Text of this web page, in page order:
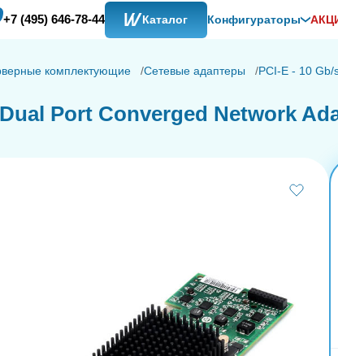
+7 (495) 646-78-44 Каталог Конфигураторы
комплектующие Сетевые адаптеры PCI-E - 10 Gb/
Port Converged Network